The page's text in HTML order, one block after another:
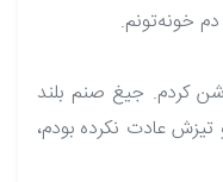
خونه‌تونم.
کردم. جیغ صنم بلند
عادت نکرده بودم،